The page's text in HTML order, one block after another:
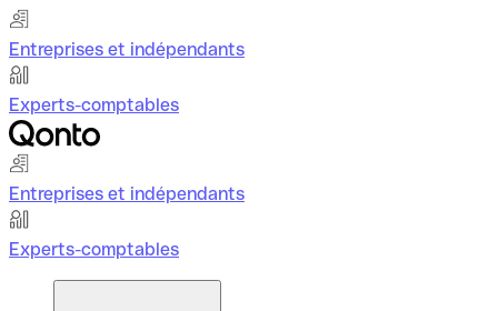
Entreprises et indépendants
Experts-comptables
Entreprises et indépendants
Experts-comptables